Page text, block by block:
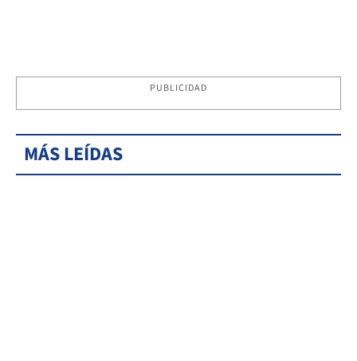
PUBLICIDAD
MÁS LEÍDAS